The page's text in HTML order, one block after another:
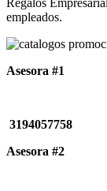
empleados.
Asesora #1
3194057758
Asesora #2